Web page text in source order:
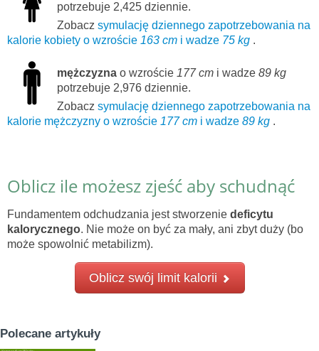
potrzebuje 2,425 dziennie.
Zobacz symulację dziennego zapotrzebowania na
kalorie kobiety o wzroście 163 cm i wadze 75 kg .
mężczyzna o wzroście 177 cm i wadze 89 kg
potrzebuje 2,976 dziennie.
Zobacz symulację dziennego zapotrzebowania na
kalorie mężczyzny o wzroście 177 cm i wadze 89 kg .
Oblicz ile możesz zjeść aby schudnąć
Fundamentem odchudzania jest stworzenie deficytu
kalorycznego. Nie może on być za mały, ani zbyt duży (bo
może spowolnić metabilizm).
Oblicz swój limit kalorii
Polecane artykuły